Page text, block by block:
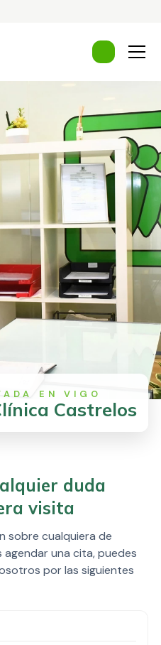
Castrelos
duda
visita
sobre cualquiera de
una cita, puedes
por las siguientes